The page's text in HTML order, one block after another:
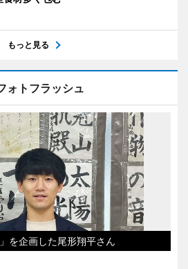
もっと見る
ォトフラッシュ
を企画した尾形翔平さん